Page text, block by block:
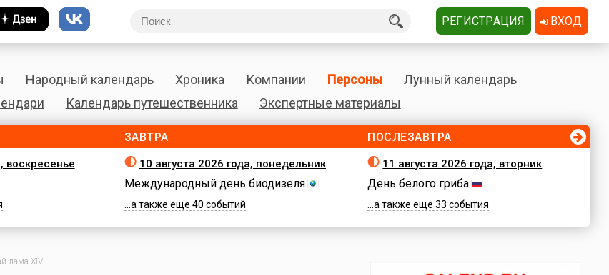
Народный календарь Хроника Компании Персоны
Лунный календарь
Календарь путешественника Экспертные материалы
воскресенье
ЗАВТРА
10 августа 2026 года, понедельник
Международный день биодизеля
...а также еще 40 событий
ПОСЛЕЗАВТРА
11 августа 2026 года, вторник
День белого гриба
...а также еще 33 события
лама XIV
РЕГИСТРАЦИЯ ВХОД